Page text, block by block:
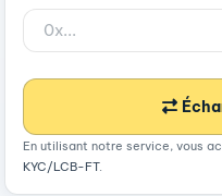
En utilisant notre service, vous
KYC/LCB-FT.